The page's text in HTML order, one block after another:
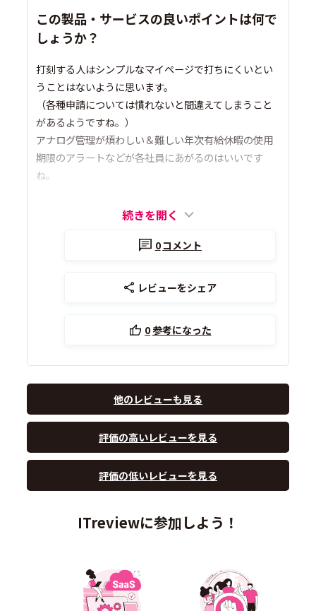
この製品・サービスの良いポイントは何で
しょうか？
打刻する人はシンプルなマイページで打ちにくいとい
うことはないように思います。
（各種申請については慣れないと間違えてしまうこと
があるようですね。）
アナログ管理が煩わしい＆難しい年次有給休暇の使用
期限のアラートなどが各社員にあがるのはいいです
ね。
続きを開く
0コメント
レビューをシェア
0参考になった
他のレビューも見る
評価の高いレビューを見る
評価の低いレビューを見る
ITreviewに参加しよう！